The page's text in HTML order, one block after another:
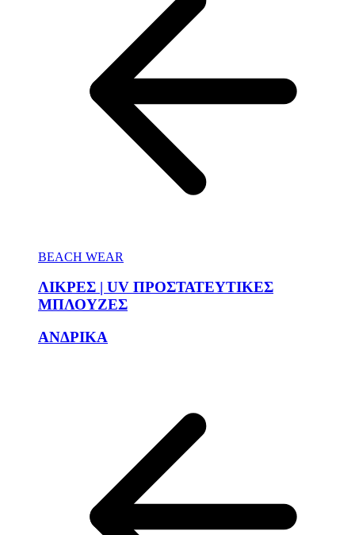
BEACH WEAR
ΛΙΚΡΕΣ | UV ΠΡΟΣΤΑΤΕΥΤΙΚΕΣ
ΜΠΛΟΥΖΕΣ
ΑΝΔΡΙΚΑ